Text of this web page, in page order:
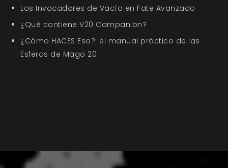
Los Invocadores de Vacío en Fate Avanzado
¿Qué contiene V20 Companion?
¿Cómo HACES Eso?: el manual práctico de las
Esferas de Mago 20